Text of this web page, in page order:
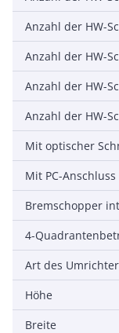
Mit optischer
Mit PC-Anschluss
Bremschopper
Art des
Höhe
Breite